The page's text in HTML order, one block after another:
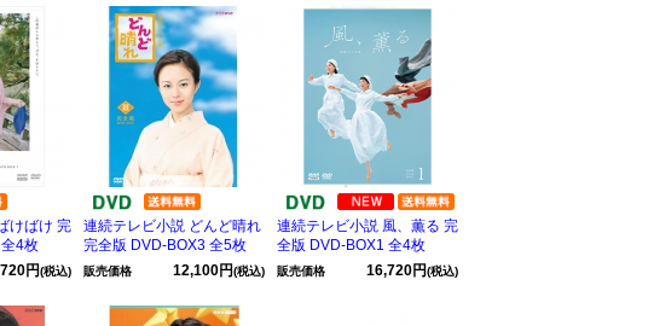
けばけ 完
4枚
円(税込)
連続テレビ小説 どんど晴れ
完全版 DVD-BOX3 全5枚
販売価格 12,100円(税込)
連続テレビ小説 風、薫る 完
全版 DVD-BOX1 全4枚
販売価格 16,720円(税込)